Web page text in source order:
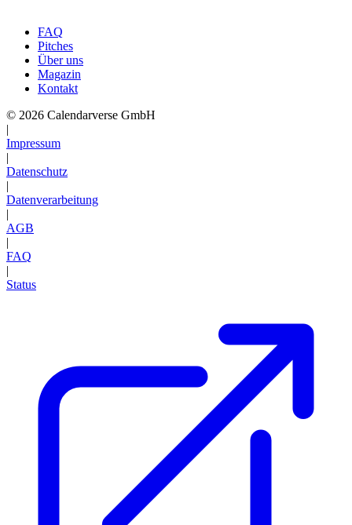
FAQ
Pitches
Über uns
Magazin
Kontakt
© 2026 Calendarverse GmbH
|
Impressum
|
Datenschutz
|
Datenverarbeitung
|
AGB
|
FAQ
|
Status